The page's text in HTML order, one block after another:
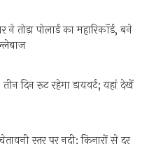
तोड़ा पोलार्ड का महारिकॉर्ड, बने
दिन रूट रहेगा डायवर्ट; यहां देखें